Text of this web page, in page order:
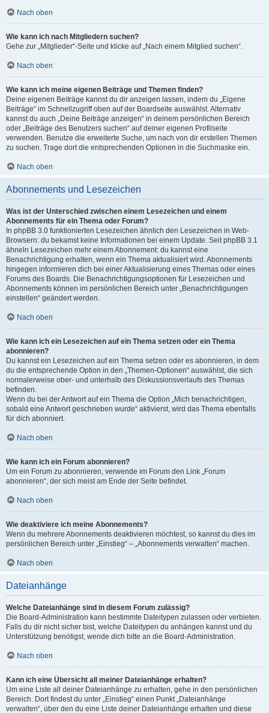
Nach oben
Wie kann ich nach Mitgliedern suchen?
Gehe zur „Mitglieder“-Seite und klicke auf „Nach einem Mitglied suchen“.
Nach oben
Wie kann ich meine eigenen Beiträge und Themen finden?
Deine eigenen Beiträge kannst du dir anzeigen lassen, indem du „Eigene
Beiträge“ im Schnellzugriff oben auf der Boardseite auswählst. Alternativ
kannst du auch „Deine Beiträge anzeigen“ in deinem persönlichen Bereich
oder „Beiträge des Benutzers suchen“ auf deiner eigenen Profilseite
verwenden. Benutze die erweiterte Suche, um nach von dir erstellen Themen
zu suchen. Trage dort die entsprechenden Optionen in die Suchmaske ein.
Nach oben
Abonnements und Lesezeichen
Was ist der Unterschied zwischen einem Lesezeichen und einem
Abonnements für ein Thema oder Forum?
In phpBB 3.0 funktionierten Lesezeichen ähnlich den Lesezeichen in Web-
Browsern: du bekamst keine Informationen bei einem Update. Seit phpBB 3.1
ähneln Lesezeichen mehr einem Abonnement: du kannst eine
Benachrichtigung erhalten, wenn ein Thema aktualisiert wird. Abonnements
hingegen informieren dich bei einer Aktualisierung eines Themas oder eines
Forums des Boards. Die Benachrichtigungsoptionen für Lesezeichen und
Abonnements können im persönlichen Bereich unter „Benachrichtigungen
einstellen“ geändert werden.
Nach oben
Wie kann ich ein Lesezeichen auf ein Thema setzen oder ein Thema
abonnieren?
Du kannst ein Lesezeichen auf ein Thema setzen oder es abonnieren, in dem
du die entsprechende Option in den „Themen-Optionen“ auswählst, die sich
normalerweise ober- und unterhalb des Diskussionsverlaufs des Themas
befinden.
Wenn du bei der Antwort auf ein Thema die Option „Mich benachrichtigen,
sobald eine Antwort geschrieben wurde“ aktivierst, wird das Thema ebenfalls
für dich abonniert.
Nach oben
Wie kann ich ein Forum abonnieren?
Um ein Forum zu abonnieren, verwende im Forum den Link „Forum
abonnieren“, der sich meist am Ende der Seite befindet.
Nach oben
Wie deaktiviere ich meine Abonnements?
Wenn du mehrere Abonnements deaktivieren möchtest, so kannst du dies im
persönlichen Bereich unter „Einstieg“ – „Abonnements verwalten“ machen.
Nach oben
Dateianhänge
Welche Dateianhänge sind in diesem Forum zulässig?
Die Board-Administration kann bestimmte Dateitypen zulassen oder verbieten.
Falls du dir nicht sicher bist, welche Dateitypen du anhängen kannst und du
Unterstützung benötigst, wende dich bitte an die Board-Administration.
Nach oben
Kann ich eine Übersicht all meiner Dateianhänge erhalten?
Um eine Liste all deiner Dateianhänge zu erhalten, gehe in den persönlichen
Bereich. Dort findest du unter „Einstieg“ einen Punkt „Dateianhänge
verwalten“, über den du eine Liste deiner Dateianhänge erhalten und diese